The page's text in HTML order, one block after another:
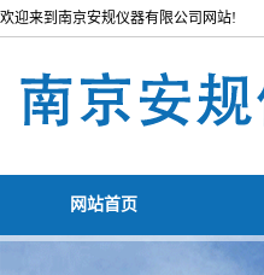
欢迎来到南京安规仪器有限公司网站!
网站首页